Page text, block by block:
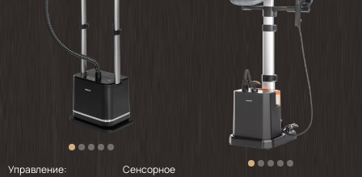
отпаривателем полярис это небо и земля по
удобству, скорости и качеству работы.
Шорты, рубашки гладить очень удобно. Пар
супер мощный. Единственное в комплекте
только 1 перчатка, могли бы 2 положить,
так как сам утюжок со временем тоже
нагревается. Вода уходит очень активно, на
одну глажку хватает. В целом устройство
работает отлично, надеюсь прослужит
долго👍🏻
Управление:
Сенсорное